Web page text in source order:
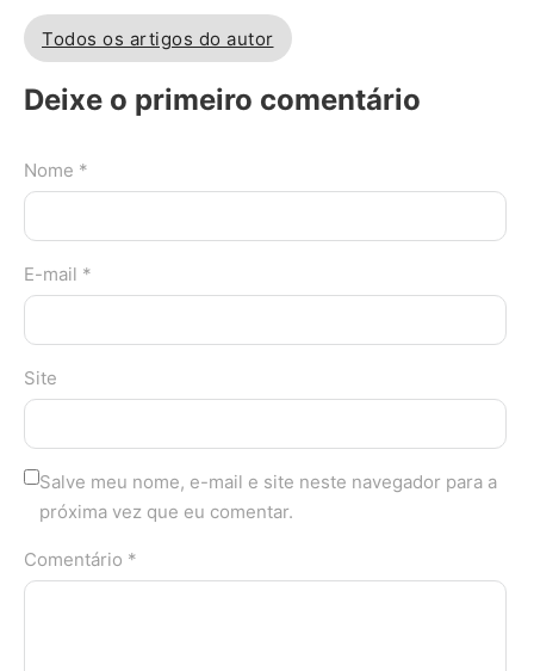
Todos os artigos do autor
Deixe o primeiro comentário
Nome *
E-mail *
Site
Salve meu nome, e-mail e site neste navegador para a
próxima vez que eu comentar.
Comentário *